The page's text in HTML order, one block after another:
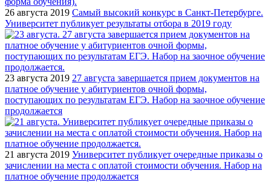
26 августа 2019 Самый высокий конкурс в Санкт-Петербурге.
Университет публикует результаты отбора в 2019 году
23 августа 2019 27 августа завершается прием документов на
платное обучение у абитуриентов очной формы,
поступающих по результатам ЕГЭ. Набор на заочное обучение
продолжается
21 августа 2019 Университет публикует очередные приказы о
зачислении на места с оплатой стоимости обучения. Набор на
платное обучение продолжается